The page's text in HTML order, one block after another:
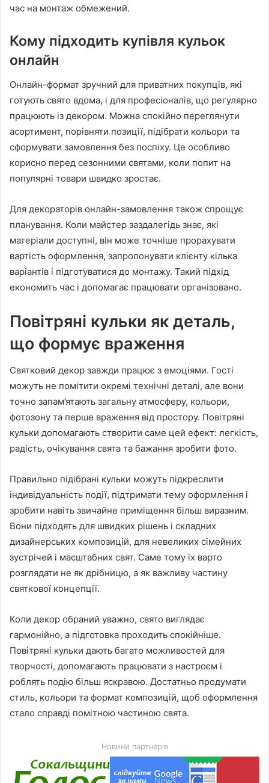
час на монтаж обмежений.
Кому підходить купівля кульок
онлайн
Онлайн-формат зручний для приватних покупців, які
готують свято вдома, і для професіоналів, що регулярно
працюють із декором. Можна спокійно переглянути
асортимент, порівняти позиції, підібрати кольори та
сформувати замовлення без поспіху. Це особливо
корисно перед сезонними святами, коли попит на
популярні товари швидко зростає.
Для декораторів онлайн-замовлення також спрощує
планування. Коли майстер заздалегідь знає, які
матеріали доступні, він може точніше прорахувати
вартість оформлення, запропонувати клієнту кілька
варіантів і підготуватися до монтажу. Такий підхід
економить час і допомагає працювати організовано.
Повітряні кульки як деталь,
що формує враження
Святковий декор завжди працює з емоціями. Гості
можуть не помітити окремі технічні деталі, але вони
точно запам’ятають загальну атмосферу, кольори,
фотозону та перше враження від простору. Повітряні
кульки допомагають створити саме цей ефект: легкість,
радість, очікування свята та бажання зробити фото.
Правильно підібрані кульки можуть підкреслити
індивідуальність події, підтримати тему оформлення і
зробити навіть звичайне приміщення більш виразним.
Вони підходять для швидких рішень і складних
дизайнерських композицій, для невеликих сімейних
зустрічей і масштабних свят. Саме тому їх варто
розглядати не як дрібницю, а як важливу частину
святкової концепції.
Коли декор обраний уважно, свято виглядає
гармонійно, а підготовка проходить спокійніше.
Повітряні кульки дають багато можливостей для
творчості, допомагають працювати з настроєм і
роблять подію більш яскравою. Достатньо продумати
стиль, кольори та формат композицій, щоб оформлення
стало справді помітною частиною свята.
Новини партнерів